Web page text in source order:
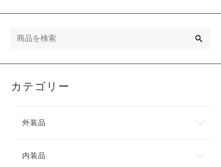
カテゴリー
外装品
内装品